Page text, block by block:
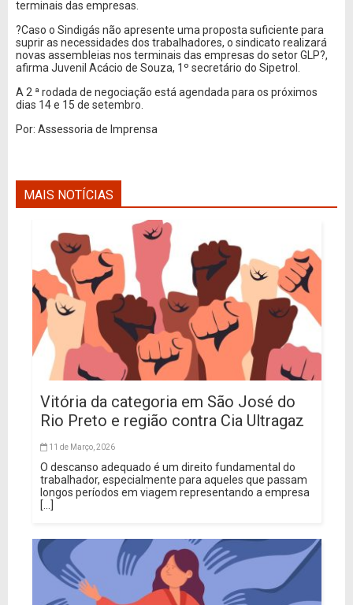
terminais das empresas.
?Caso o Sindigás não apresente uma proposta suficiente para
suprir as necessidades dos trabalhadores, o sindicato realizará
novas assembleias nos terminais das empresas do setor GLP?,
afirma Juvenil Acácio de Souza, 1º secretário do Sipetrol.
A 2 ª rodada de negociação está agendada para os próximos
dias 14 e 15 de setembro.
Por: Assessoria de Imprensa
MAIS NOTÍCIAS
Vitória da categoria em São José do
Rio Preto e região contra Cia Ultragaz
11 de Março, 2026
O descanso adequado é um direito fundamental do
trabalhador, especialmente para aqueles que passam
longos períodos em viagem representando a empresa
[...]